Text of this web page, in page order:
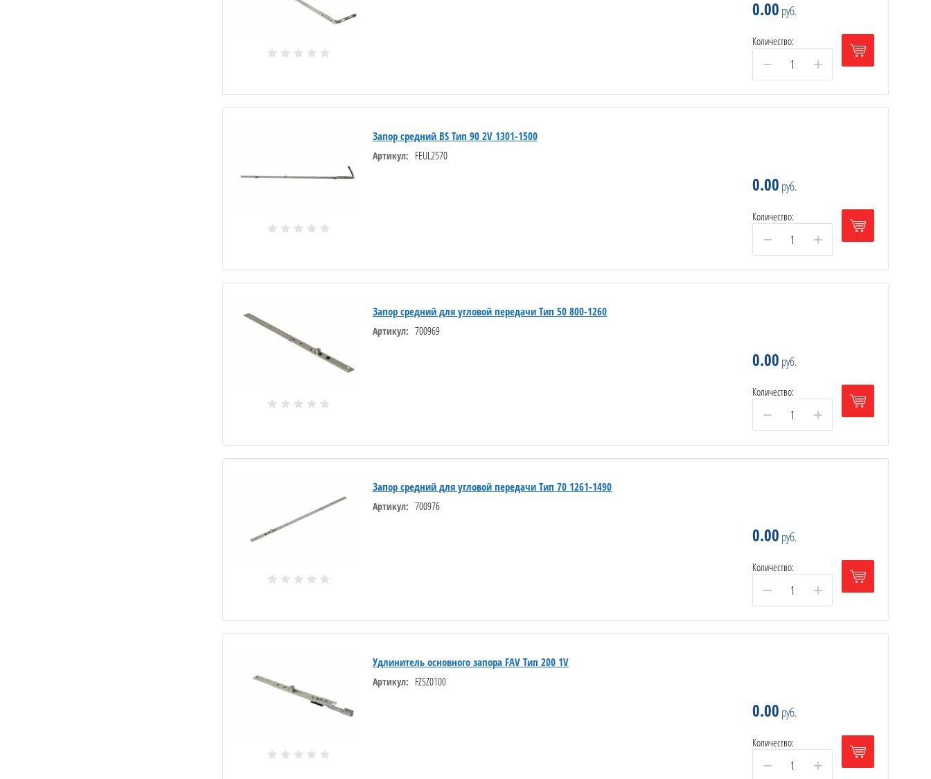
0.00 руб.
Количество:
− +
Запор средний BS Тип 90 2V 1301-1500
Артикул: FEUL2570
0.00 руб.
Количество:
− +
Запор средний для угловой передачи Тип 50 800-1260
Артикул: 700969
0.00 руб.
Количество:
− +
Запор средний для угловой передачи Тип 70 1261-1490
Артикул: 700976
0.00 руб.
Количество:
− +
Удлинитель основного запора FAV Тип 200 1V
Артикул: FZSZ0100
0.00 руб.
Количество:
− +